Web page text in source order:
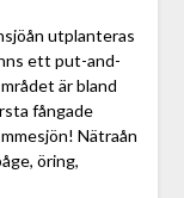
utplanteras
ett put-and-
är bland
fångade
Nätraån
öring,